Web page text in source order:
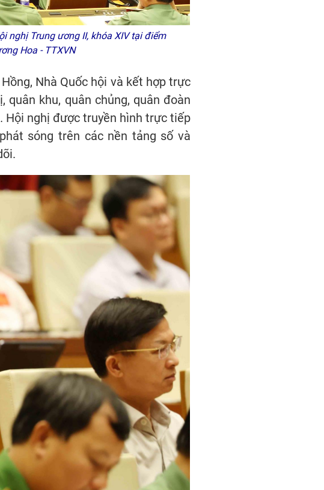
nghị Trung ương II, khóa XIV tại điểm
Hoa - TTXVN
Nhà Quốc hội và kết hợp trực
khu, quân chủng, quân đoàn
nghị được truyền hình trực tiếp
sóng trên các nền tảng số và